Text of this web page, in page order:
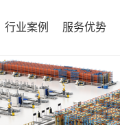
行业案例 服务优势